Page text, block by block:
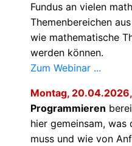
Fundus an vielen
Themenbereichen
wie mathematische
werden können.
Zum Webinar ...
Montag,
Programmieren
hier gemeinsam,
muss und wie von